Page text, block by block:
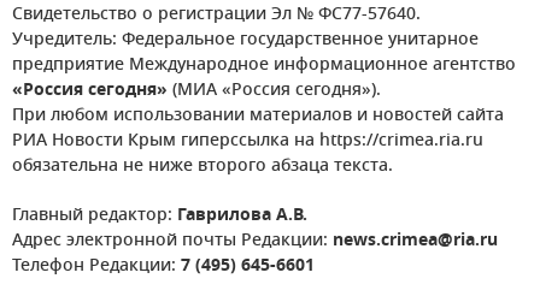
Свидетельство о регистрации Эл № ФС77-57640.
Учредитель: Федеральное государственное унитарное
предприятие Международное информационное агентство
«Россия сегодня» (МИА «Россия сегодня»).
При любом использовании материалов и новостей сайта
РИА Новости Крым гиперссылка на https://crimea.ria.ru
обязательна не ниже второго абзаца текста.
Главный редактор: Гаврилова А.В.
Адрес электронной почты Редакции: news.crimea@ria.ru
Телефон Редакции: 7 (495) 645-6601